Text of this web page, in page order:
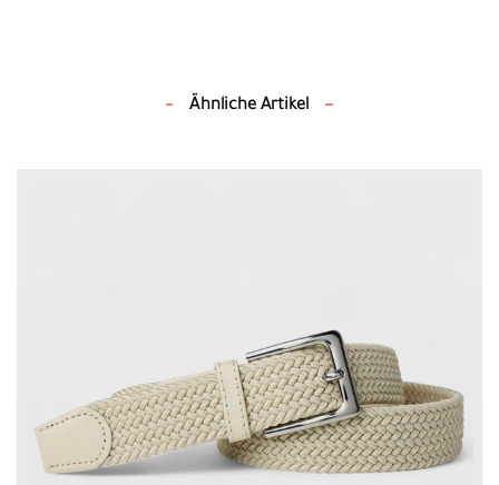
Ähnliche Artikel